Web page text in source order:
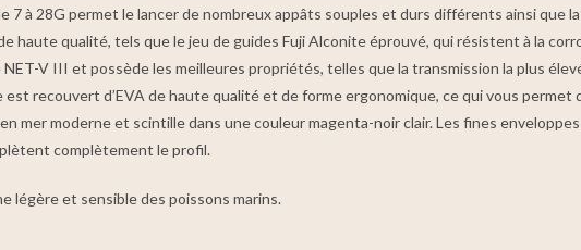
7 à 28G permet le lancer de nombreux appâts souples et durs différents ainsi que
qualité, tels que le jeu de guides Fuji Alconite éprouvé, qui résistent à la
V III et possède les meilleures propriétés, telles que la transmission la plus
recouvert d’EVA de haute qualité et de forme ergonomique, ce qui vous
mer moderne et scintille dans une couleur magenta-noir clair. Les fines
complètement le profil.
légère et sensible des poissons marins.